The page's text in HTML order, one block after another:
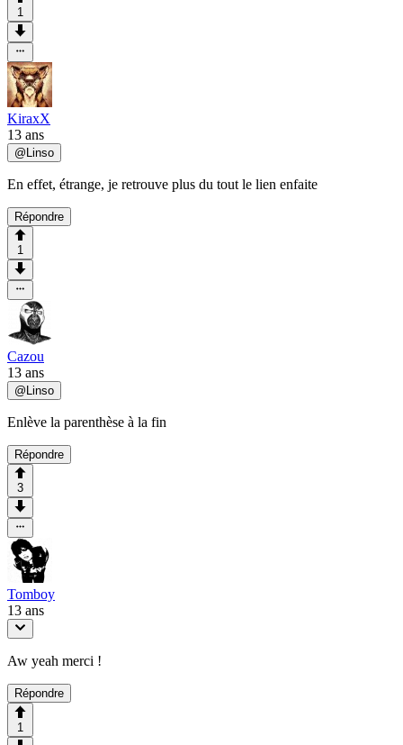
1
KiraxX
13 ans
@ Linso
En effet, étrange, je retrouve plus du tout le lien enfaite
Répondre
1
Cazou
13 ans
@ Linso
Enlève la parenthèse à la fin
Répondre
3
Tomboy
13 ans
Aw yeah merci !
Répondre
1